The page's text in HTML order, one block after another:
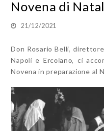
Novena di
21/12/2021
Don Rosario Belli,
Napoli e Ercolano, ci
Novena in preparazione al
Video
Player